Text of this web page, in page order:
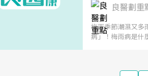
良醫劃重
梅雨季節潮濕又多
病」！梅雨病是什